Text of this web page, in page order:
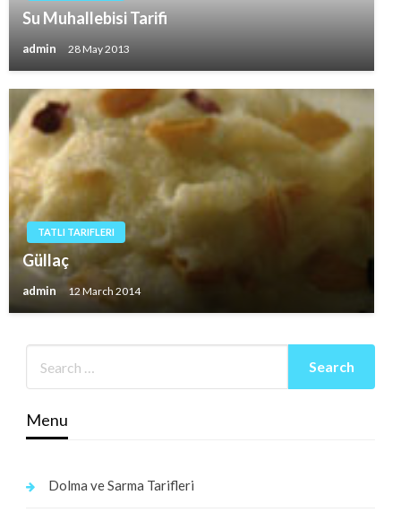
Su Muhallebisi Tarifi
admin 28 May 2013
TATLI TARIFLERI
Güllaç
admin 12 March 2014
Menu
Dolma ve Sarma Tarifleri